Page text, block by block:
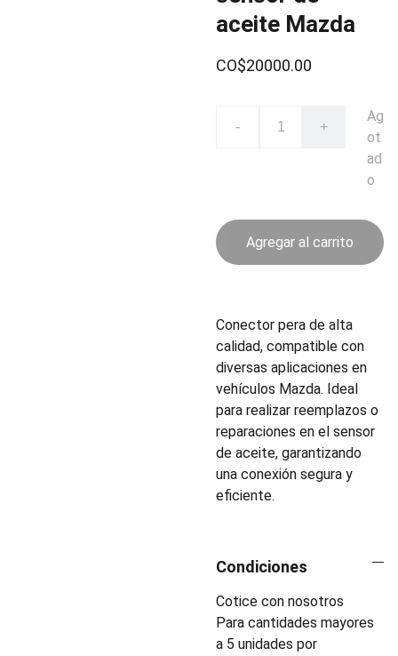
aceite Mazda
CO$20000.00
- +
Ag
ot
ad
o
Agregar al carrito
Conector pera de alta
calidad, compatible con
diversas aplicaciones en
vehículos Mazda. Ideal
para realizar reemplazos o
reparaciones en el sensor
de aceite, garantizando
una conexión segura y
eficiente.
Condiciones
Cotice con nosotros
Para cantidades mayores
a 5 unidades por